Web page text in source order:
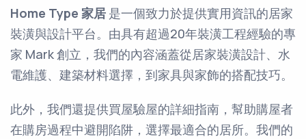
Home Type 家居 是一個致力於提供實用資訊的居家
裝潢與設計平台。由具有超過20年裝潢工程經驗的專
家 Mark 創立，我們的內容涵蓋從居家裝潢設計、水
電維護、建築材料選擇，到家具與家飾的搭配技巧。
此外，我們還提供買屋驗屋的詳細指南，幫助購屋者
在購房過程中避開陷阱，選擇最適合的居所。我們的